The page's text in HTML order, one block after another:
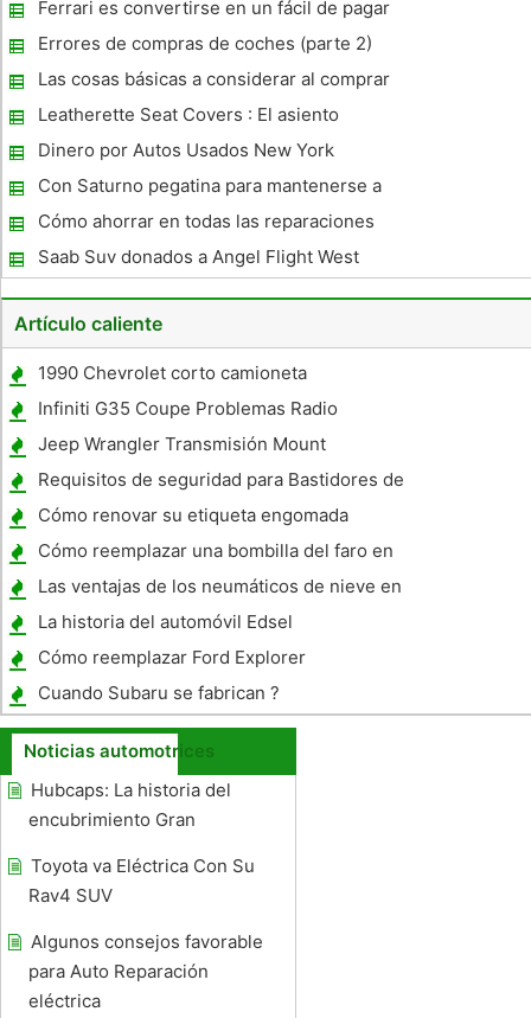
Ferrari es convertirse en un fácil de pagar
uno!
Errores de compras de coches (parte 2)
Las cosas básicas a considerar al comprar
un coche nuevo
Leatherette Seat Covers : El asiento
personalizado fiable Covers
Dinero por Autos Usados ​​New York
Con Saturno pegatina para mantenerse a
salvo
Cómo ahorrar en todas las reparaciones
automotrices generales
Saab Suv donados a Angel Flight West
Artículo caliente
1990 Chevrolet corto camioneta
Especificaciones
Infiniti G35 Coupe Problemas Radio
Jeep Wrangler Transmisión Mount
Problemas
Requisitos de seguridad para Bastidores de
tuberías para camiones
Cómo renovar su etiqueta engomada
registro para Texas Online
Cómo reemplazar una bombilla del faro en
un Nissan Maxima 2004
Las ventajas de los neumáticos de nieve en
Vancouver
La historia del automóvil Edsel
Cómo reemplazar Ford Explorer
Transmission Fluid
Cuando Subaru se fabrican ?
Noticias automotrices
Hubcaps: La historia del
encubrimiento Gran
Toyota va Eléctrica Con Su
Rav4 SUV
Algunos consejos favorable
para Auto Reparación
eléctrica